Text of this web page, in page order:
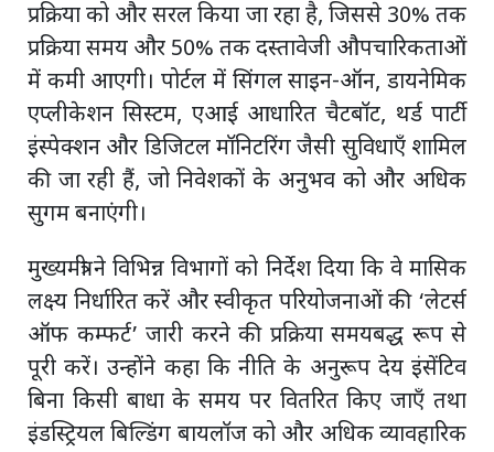
प्रक्रिया को और सरल किया जा रहा है, जिससे 30% तक
प्रक्रिया समय और 50% तक दस्तावेजी औपचारिकताओं
में कमी आएगी। पोर्टल में सिंगल साइन-ऑन, डायनेमिक
एप्लीकेशन सिस्टम, एआई आधारित चैटबॉट, थर्ड पार्टी
इंस्पेक्शन और डिजिटल मॉनिटरिंग जैसी सुविधाएँ शामिल
की जा रही हैं, जो निवेशकों के अनुभव को और अधिक
सुगम बनाएंगी।
मुख्यमंत्री ने विभिन्न विभागों को निर्देश दिया कि वे मासिक
लक्ष्य निर्धारित करें और स्वीकृत परियोजनाओं की ‘लेटर्स
ऑफ कम्फर्ट’ जारी करने की प्रक्रिया समयबद्ध रूप से
पूरी करें। उन्होंने कहा कि नीति के अनुरूप देय इंसेंटिव
बिना किसी बाधा के समय पर वितरित किए जाएँ तथा
इंडस्ट्रियल बिल्डिंग बायलॉज को और अधिक व्यावहारिक